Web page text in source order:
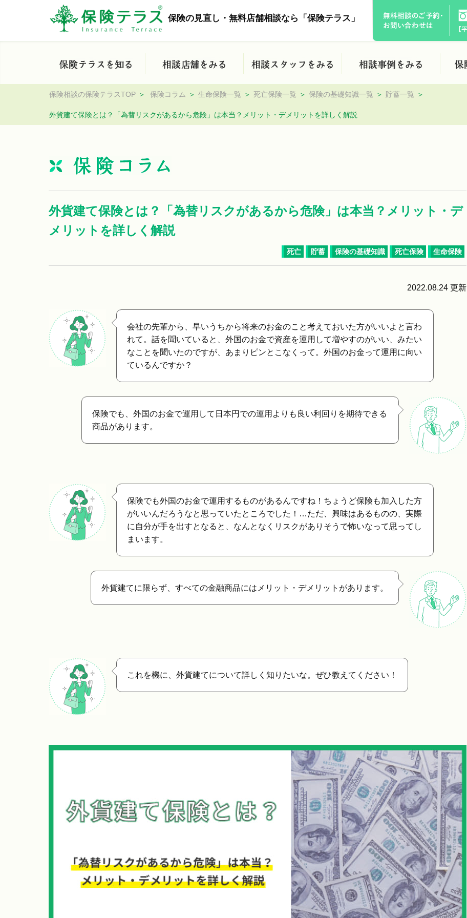
保険の見直し・無料店舗相談なら「保険テラス」
保険相談の保険テラスTOP 保険コラム 生命保険一覧 死亡保険一覧 保険の基礎知識一覧 貯蓄一覧
外貨建て保険とは？「為替リスクがあるから危険」は本当？メリット・デメリットを詳しく解説
外貨建て保険とは？「為替リスクがあるから危険」は本当？メリット・デ
メリットを詳しく解説
生命保険
死亡保険
保険の基礎知識
貯蓄
死亡
2022.08.24 更新
会社の先輩から、早いうちから将来のお金のこと考えておいた方がいいよと言わ
れて。話を聞いていると、外国のお金で資産を運用して増やすのがいい、みたい
なことを聞いたのですが、あまりピンとこなくって。外国のお金って運用に向い
ているんですか？
保険でも、外国のお金で運用して日本円での運用よりも良い利回りを期待できる
商品があります。
保険でも外国のお金で運用するものがあるんですね！ちょうど保険も加入した方
がいいんだろうなと思っていたところでした！…ただ、興味はあるものの、実際
に自分が手を出すとなると、なんとなくリスクがありそうで怖いなって思ってし
まいます。
外貨建てに限らず、すべての金融商品にはメリット・デメリットがあります。
これを機に、外貨建てについて詳しく知りたいな。ぜひ教えてください！